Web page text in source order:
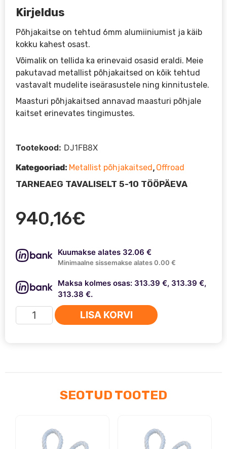
940,16€
Kirjeldus
Põhjakaitse on tehtud 6mm alumiiniumist ja käib
kokku kahest osast.
Võimalik on tellida ka erinevaid osasid eraldi. Meie
pakutavad metallist põhjakaitsed on kõik tehtud
vastavalt mudelite iseärasustele ning kinnitustele.
Maasturi põhjakaitsed annavad maasturi põhjale
kaitset erinevates tingimustes.
Kuumakse alates 32.06 €
Minimaalne sissemakse alates 0.00 €
Maksa kolmes osas: 313.39 €, 313.39 €,
313.38 €.
Volkswagen
Amarok
LISA KORVI
Tootekood: DJ1FB8X
Kategooriad: Metallist põhjakaitsed, Offroad
TARNEAEG TAVALISELT 5-10 TÖÖPÄEVA
SEOTUD TOOTED